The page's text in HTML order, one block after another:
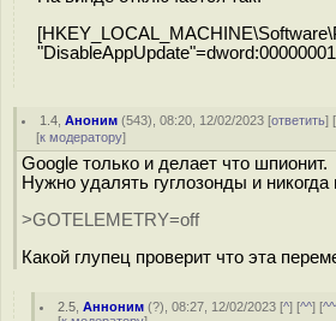
"DisableAppUpdate"=dword:00000001
1.4 ,Аноним (543), 08:20, 12/02/2023 [ответить] [
[к модератору]
Google только и делает что шпионит.
Нужно удалять гуглозонды и никогда
>GOTELEMETRY=off
Какой глупец проверит что эта
2.5 ,Анноним (?), 08:27, 12/02/2023 [^] [^^] [